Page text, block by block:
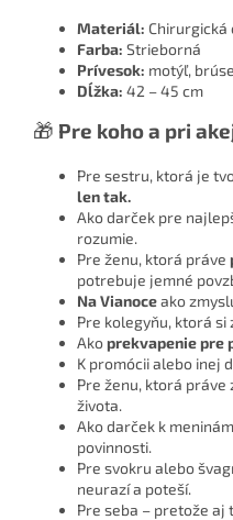
Materiál: Chirurgická
Farba: Strieborná
Prívesok: motýľ,
Dĺžka: 42 – 45 cm
🎁 Pre koho a pri
Pre sestru, ktorá je
len tak.
Ako darček pre
rozumie.
Pre ženu, ktorá práve
potrebuje jemné
Na Vianoceako
Pre kolegyňu, ktorá si
Akoprekvapenie pre
K promócii alebo inej
Pre ženu, ktorá práve
života.
Ako darček k
povinnosti.
Pre svokru alebo
neurazí a poteší.
Pre seba – pretože aj